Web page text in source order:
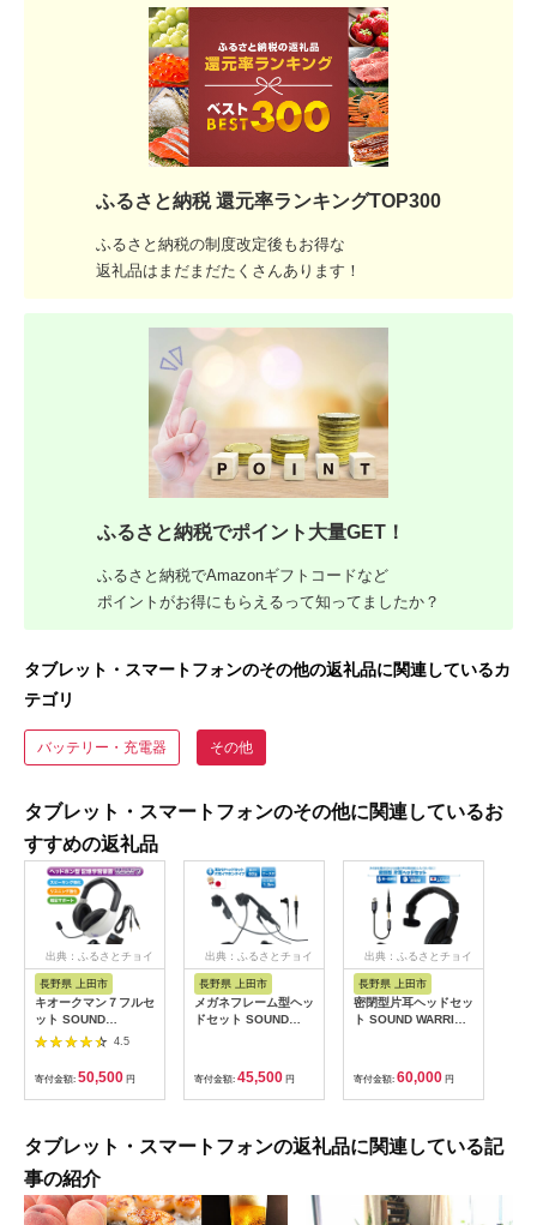
ふるさと納税 還元率ランキングTOP300
ふるさと納税の制度改定後もお得な
返礼品はまだまだたくさんあります！
ふるさと納税でポイント大量GET！
ふるさと納税でAmazonギフトコードなど
ポイントがお得にもらえるって知ってましたか？
タブレット・スマートフォンのその他の返礼品に関連しているカ
テゴリ
バッテリー・充電器 その他
タブレット・スマートフォンのその他に関連しているお
すすめの返礼品
出典：ふるさとチョイ
長野県 上田市
キオークマン７フルセ
ット SOUND
WARRIOR SH-
器 周辺機器 オーディ
オ周辺機器 PC オーデ
ィオケーブル セット
音チェック カラオケ
スピーチ練習 城下工
業 信州 長野【 上田市
】 [№5312-0186]
4.5
寄付金額: 50,500 円
出典：ふるさとチョイ
長野県 上田市
メガネフレーム型ヘッ
ドセット SOUND
日本製 国産 イヤホン
マイク 周辺機器 オー
ディオ周辺機器 PC テ
リモート 城下工業 信
州 長野 【 上田市 】
寄付金額: 45,500 円
出典：ふるさとチョイ
長野県 上田市
密閉型片耳ヘッドセッ
ト SOUND WARRIOR
機器 オーディオ周辺
機器 PC テレワーク
在宅ワーク リモート
【 上田市 】 [№5312-
0189]
寄付金額: 60,000 円
タブレット・スマートフォンの返礼品に関連している記
事の紹介